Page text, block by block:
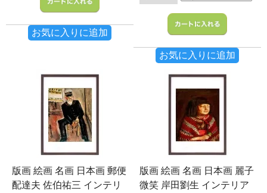
お気に入りに追加
お気に入りに追加
版画 絵画 名画 日本画 郵便
配達夫 佐伯祐三 インテリ
版画 絵画 名画 日本画 麗子
微笑 岸田劉生 インテリア